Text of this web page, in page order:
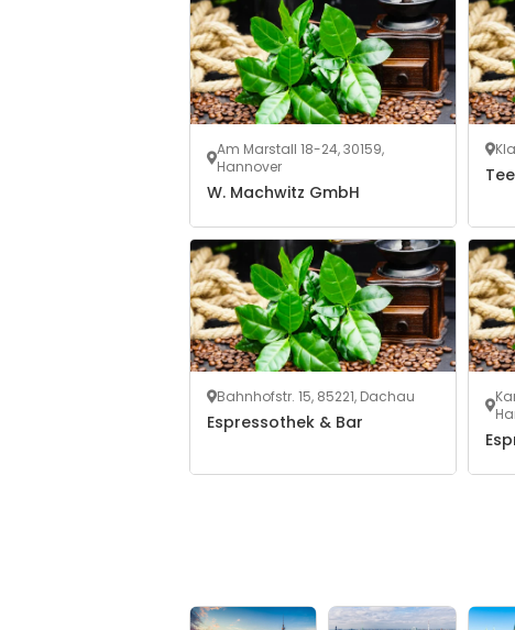
Am Marstall 18-24, 30159,
Hannover
W. Machwitz GmbH
Bahnhofstr. 15, 85221, Dachau
Espressothek & Bar